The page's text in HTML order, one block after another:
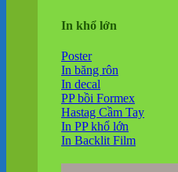
In khổ lớn
Poster
In băng rôn
In decal
PP bồi Formex
Hastag Cầm Tay
In PP khổ lớn
In Backlit Film